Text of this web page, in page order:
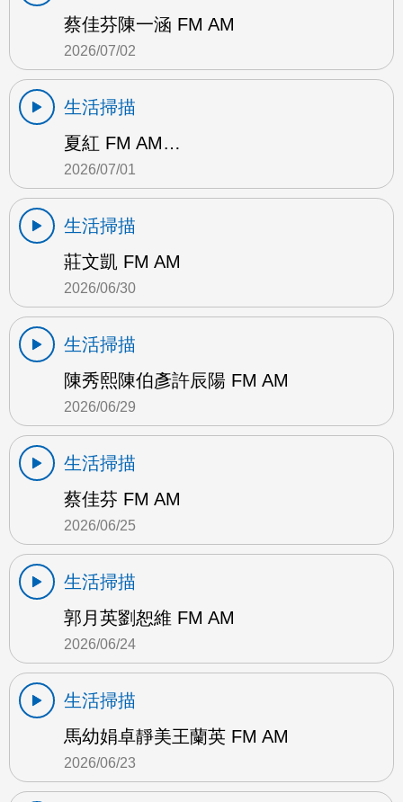
蔡佳芬陳一涵 FM AM
2026/07/02
生活掃描
夏紅 FM AM…
2026/07/01
生活掃描
莊文凱 FM AM
2026/06/30
生活掃描
陳秀熙陳伯彥許辰陽 FM AM
2026/06/29
生活掃描
蔡佳芬 FM AM
2026/06/25
生活掃描
郭月英劉恕維 FM AM
2026/06/24
生活掃描
馬幼娟卓靜美王蘭英 FM AM
2026/06/23